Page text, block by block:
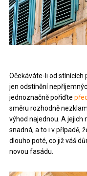
Očekáváte-li od stínících
jen odstínění
jednoznačně pořiďte
směru rozhodně
výhod najednou. A jejich
snadná, a to i v případě,
dlouho poté, co již váš
novou fasádu.